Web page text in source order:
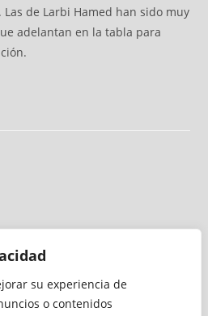
su experiencia de
o contenidos
de Larbi Hamed han sido muy
adelantan en la tabla para
por